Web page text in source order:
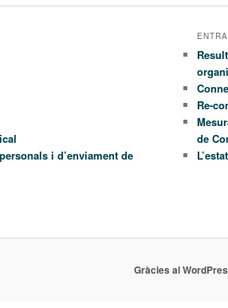
i d’enviament de
Re-
de
Gràcies al